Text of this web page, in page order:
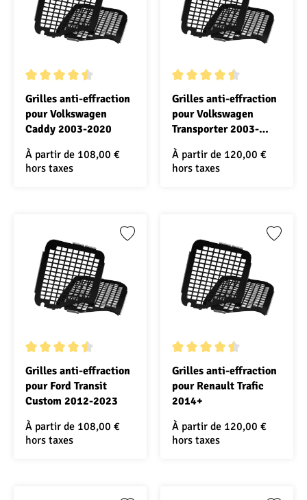
Note moyenne de 4.5 sur 5 étoiles
Grilles anti-effraction
pour Volkswagen
Caddy 2003-2020
À partir de 108,00 €
hors taxes
Note moyenne de 4.5 sur 5
Grilles anti-effraction
pour Volkswagen
Transporter 2003-
À partir de 120,00 €
hors taxes
Note moyenne de 4.5 sur 5 étoiles
Grilles anti-effraction
pour Ford Transit
Custom 2012-2023
À partir de 108,00 €
hors taxes
Note moyenne de 4.5 sur 5
Grilles anti-effraction
pour Renault Trafic
2014+
À partir de 120,00 €
hors taxes